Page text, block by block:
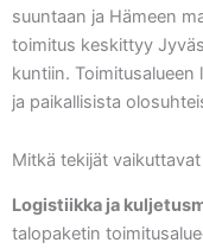
suuntaan ja Hämeen
toimitus keskittyy
kuntiin.
ja paikallisista
Mitkä tekijät
Logistiikka ja
talopaketin